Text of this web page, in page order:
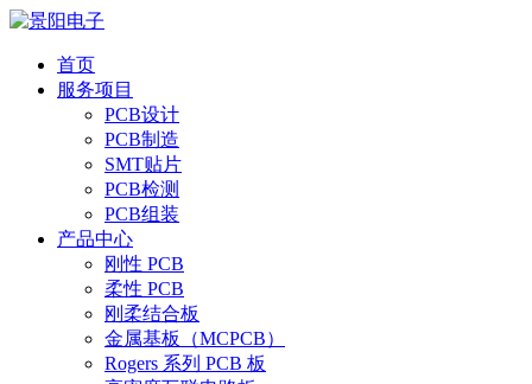
首页
服务项目
PCB设计
PCB制造
SMT贴片
PCB检测
PCB组装
产品中心
刚性 PCB
柔性 PCB
刚柔结合板
金属基板（MCPCB）
Rogers 系列 PCB 板